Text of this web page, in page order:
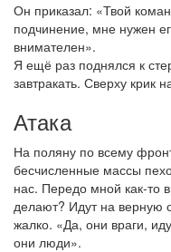
Он приказал: «Твой
подчинение, мне нужен
внимателен».
Я ещё раз поднялся к
завтракать. Сверху крик
Атака
На поляну по всему
бесчисленные массы
нас. Передо мной как-то
делают? Идут на верную
жалко. «Да, они враги,
они люди».